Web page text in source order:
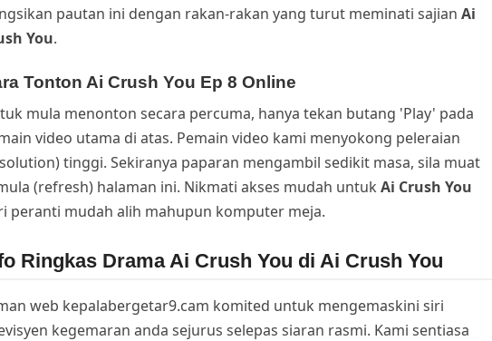
pautan ini dengan rakan-rakan yang turut meminati sajian Ai
You.
Tonton Ai Crush You Ep 8 Online
mula menonton secara percuma, hanya tekan butang 'Play' pada
video utama di atas. Pemain video kami menyokong peleraian
tinggi. Sekiranya paparan mengambil sedikit masa, sila muat
(refresh) halaman ini. Nikmati akses mudah untuk Ai Crush You
peranti mudah alih mahupun komputer meja.
Ringkas Drama Ai Crush You di Ai Crush You
web kepalabergetar9.cam komited untuk mengemaskini siri
kegemaran anda sejurus selepas siaran rasmi. Kami sentiasa